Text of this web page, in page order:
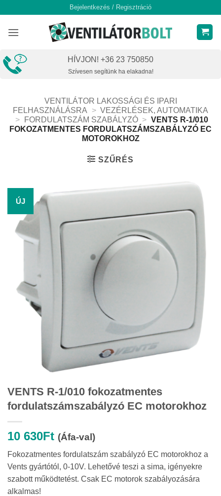
content
Bejelentkezés / Regisztráció
HÍVJON! +36 23 750850
Szívesen segítünk ha elakadna!
VENTILÁTOR LAKOSSÁGI ÉS IPARI
FELHASZNÁLÁSRA
> VEZÉRLÉSEK, AUTOMATIKA
>
FORDULATSZÁM SZABÁLYZÓ > VENTS R-1/010
FOKOZATMENTES FORDULATSZÁMSZABÁLYZÓ EC
MOTOROKHOZ
SZŰRÉS
ÚJ
VENTS R-1/010 fokozatmentes
fordulatszámszabályzó EC motorokhoz
10 630Ft (Áfa-val)
Fokozatmentes fordulatszám szabályzó EC motorokhoz a
Vents gyártótól, 0-10V. Lehetővé teszi a sima, igényekre
szabott működtetést. Csak EC motorok szabályozására
alkalmas!